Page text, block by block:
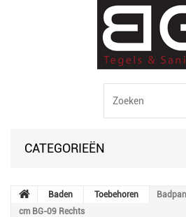
CATEGORIEËN
Baden Toebehoren
cm BG-09 Rechts